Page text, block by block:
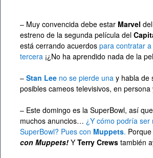
– Muy convencida debe estar Marvel
estreno de la segunda película del
está cerrando acuerdos para contratar
tercera ¡¿No ha aprendido nada de la
– Stan Lee no se pierde una y habla de
posibles cameos televisivos, en persona
– Este domingo es la SuperBowl, así
muchos anuncios… ¿Y cómo podría
SuperBowl? Pues con Muppets. Porque
con Muppets! Y Terry Crews también